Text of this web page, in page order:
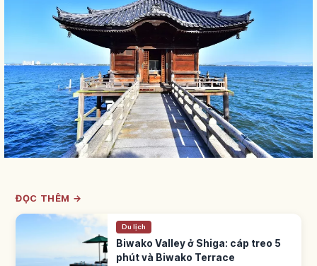
ĐỌC THÊM →
Du lịch
Biwako Valley ở Shiga: cáp treo 5
phút và Biwako Terrace